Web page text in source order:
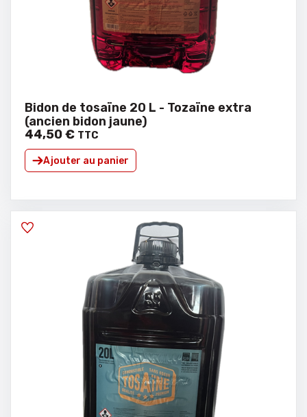
Bidon de tosaïne 20 L - Tozaïne extra
(ancien bidon jaune)
44,50€ TTC
Ajouter au panier